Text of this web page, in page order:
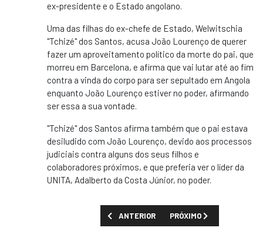
ex-presidente e o Estado angolano.
Uma das filhas do ex-chefe de Estado, Welwitschia
"Tchizé" dos Santos, acusa João Lourenço de querer
fazer um aproveitamento político da morte do pai, que
morreu em Barcelona, e afirma que vai lutar até ao fim
contra a vinda do corpo para ser sepultado em Angola
enquanto João Lourenço estiver no poder, afirmando
ser essa a sua vontade.
"Tchizé" dos Santos afirma também que o pai estava
desiludido com João Lourenço, devido aos processos
judiciais contra alguns dos seus filhos e
colaboradores próximos, e que preferia ver o líder da
UNITA, Adalberto da Costa Júnior, no poder.
ARTIGO ANTERIOR: ELEIÇÕES 2022: JOÃO
ANTERIOR PRÓXIMO ARTIGO:
PRÓXIMO